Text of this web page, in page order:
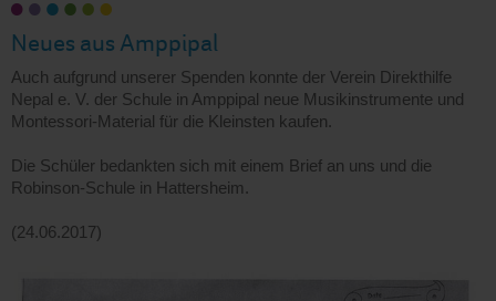
Neues aus Amppipal
Auch aufgrund unserer Spenden konnte der Verein Direkthilfe
Nepal e. V. der Schule in Amppipal neue Musikinstrumente und
Montessori-Material für die Kleinsten kaufen.
Die Schüler bedankten sich mit einem Brief an uns und die
Robinson-Schule in Hattersheim.
(24.06.2017)